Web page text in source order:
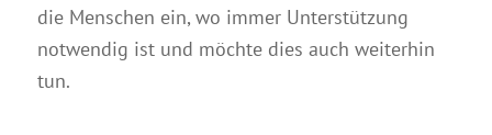
die Menschen ein, wo immer Unterstützung
notwendig ist und möchte dies auch weiterhin
tun.